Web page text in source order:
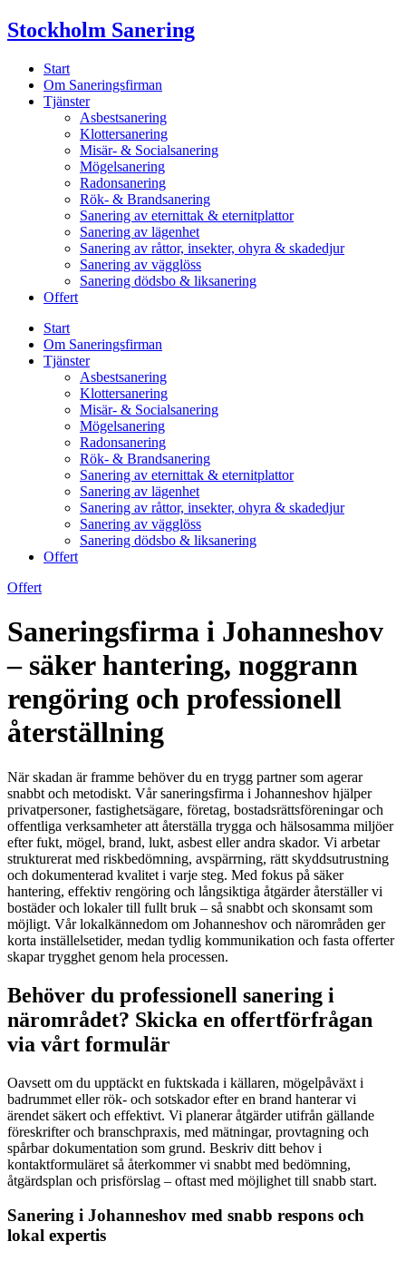
Skip
to
Stockholm Sanering
Start
Om Saneringsfirman
Tjänster
Asbestsanering
Klottersanering
Misär- & Socialsanering
Mögelsanering
Radonsanering
Rök- & Brandsanering
Sanering av eternittak & eternitplattor
Sanering av lägenhet
Sanering av råttor, insekter, ohyra & skadedjur
Sanering av vägglöss
Sanering dödsbo & liksanering
Offert
Start
Om Saneringsfirman
Tjänster
Asbestsanering
Klottersanering
Misär- & Socialsanering
Mögelsanering
Radonsanering
Rök- & Brandsanering
Sanering av eternittak & eternitplattor
Sanering av lägenhet
Sanering av råttor, insekter, ohyra & skadedjur
Sanering av vägglöss
Sanering dödsbo & liksanering
Offert
Offert
Saneringsfirma i Johanneshov
– säker hantering, noggrann
rengöring och professionell
återställning
När skadan är framme behöver du en trygg partner som agerar
snabbt och metodiskt. Vår saneringsfirma i Johanneshov hjälper
privatpersoner, fastighetsägare, företag, bostadsrättsföreningar och
offentliga verksamheter att återställa trygga och hälsosamma miljöer
efter fukt, mögel, brand, lukt, asbest eller andra skador. Vi arbetar
strukturerat med riskbedömning, avspärrning, rätt skyddsutrustning
och dokumenterad kvalitet i varje steg. Med fokus på säker
hantering, effektiv rengöring och långsiktiga åtgärder återställer vi
bostäder och lokaler till fullt bruk – så snabbt och skonsamt som
möjligt. Vår lokalkännedom om Johanneshov och närområden ger
korta inställelsetider, medan tydlig kommunikation och fasta offerter
skapar trygghet genom hela processen.
Behöver du professionell sanering i
närområdet? Skicka en offertförfrågan
via vårt formulär
Oavsett om du upptäckt en fuktskada i källaren, mögelpåväxt i
badrummet eller rök- och sotskador efter en brand hanterar vi
ärendet säkert och effektivt. Vi planerar åtgärder utifrån gällande
föreskrifter och branschpraxis, med mätningar, provtagning och
spårbar dokumentation som grund. Beskriv ditt behov i
kontaktformuläret så återkommer vi snabbt med bedömning,
åtgärdsplan och prisförslag – oftast med möjlighet till snabb start.
Sanering i Johanneshov med snabb respons och
lokal expertis